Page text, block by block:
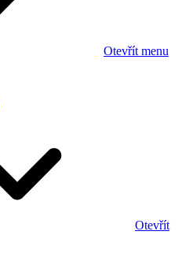
Otevřít menu
Otevřít